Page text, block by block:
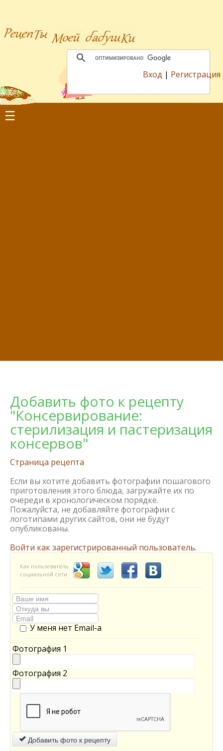
Вход | Регистрация
☰
Добавить фото к рецепту
"Консервирование:
стерилизация и пастеризация
консервов"
Страница рецепта
Если вы хотите добавить фотографии пошагового
приготовления этого блюда, загружайте их по
очереди в хронологическом порядке.
Пожалуйста, не добавляйте фотографии с
логотипами других сайтов, они не будут
опубликованы.
Войти как зарегистрированный пользователь.
Как пользователь
социальной сети
У меня нет Email-а
Фотография 1
Фотография 2
Добавить фото к рецепту